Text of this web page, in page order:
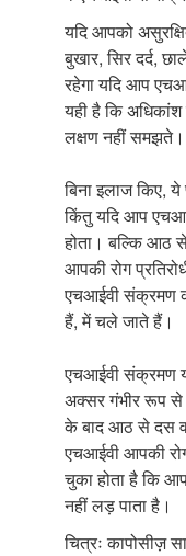
यदि आपको
बुखार, सिर दर्द,
रहेगा यदि आप
यही है कि
लक्षण नहीं समझते।
बिना इलाज
किंतु यदि आप
होता। बल्कि आठ
आपकी रोग
एचआईवी संक्रमण
हैं, में चले जाते हैं।
एचआईवी संक्रमण
अक्सर गंभीर रूप से
के बाद आठ से दस
एचआईवी आपकी
चुका होता है कि
नहीं लड़ पाता है।
चित्रः कापोसीज़